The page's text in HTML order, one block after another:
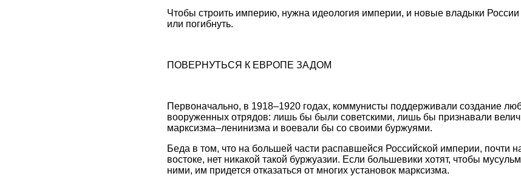
Чтобы строить империю, нужна идеология империи, и новые владыки
или погибнуть.
ПОВЕРНУТЬСЯ К ЕВРОПЕ ЗАДОМ
Первоначально, в 1918–1920 годах, коммунисты поддерживали создание
вооруженных отрядов: лишь бы были советскими, лишь бы признавали
марксизма–ленинизма и воевали бы со своими буржуями.
Беда в том, что на большей части распавшейся Российской империи, почти
востоке, нет никакой такой буржуазии. Если большевики хотят, чтобы
ними, им придется отказаться от многих установок марксизма.